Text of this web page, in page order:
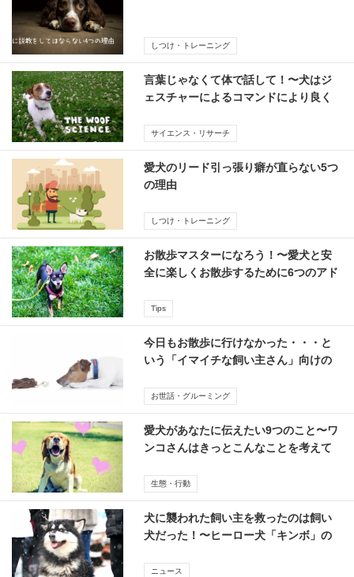
しつけ・トレーニング
言葉じゃなくて体で話して！〜犬はジ
ェスチャーによるコマンドにより良く
サイエンス・リサーチ
愛犬のリード引っ張り癖が直らない5つ
の理由
しつけ・トレーニング
お散歩マスターになろう！〜愛犬と安
全に楽しくお散歩するために6つのアド
Tips
今日もお散歩に行けなかった・・・と
いう「イマイチな飼い主さん」向けの
お世話・グルーミング
愛犬があなたに伝えたい9つのこと〜ワ
ンコさんはきっとこんなことを考えて
生態・行動
犬に襲われた飼い主を救ったのは飼い
犬だった！〜ヒーロー犬「キンボ」の
ニュース